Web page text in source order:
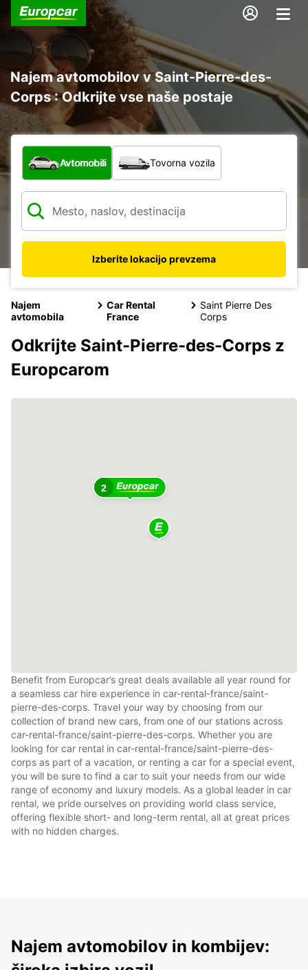
Najem avtomobilov v Saint-Pierre-des-
Corps : Odkrijte vse naše postaje
Katera vrsta vozila?
Avtomobili Tovorna vozila
Izberite lokacijo prevzema
Najem
avtomobila
Car Rental
France
Saint Pierre Des
Corps
Odkrijte Saint-Pierre-des-Corps z
Europcarom
2
Benefit from Europcar’s great deals available all year round for
a seamless car hire experience in car-rental-france/saint-
pierre-des-corps. Travel your way by choosing from our
collection of brand new cars, from one of our stations across
car-rental-france/saint-pierre-des-corps. Whether you are
looking for car rental in car-rental-france/saint-pierre-des-
corps as part of a vacation, or renting a car for a special event,
you will be sure to find a car to suit your needs from our wide
range of economy and luxury models. As a global leader in car
rental, we pride ourselves on providing world class service,
offering flexible short- and long-term rental, all at great prices
with no hidden charges.
Najem avtomobilov in kombijev: